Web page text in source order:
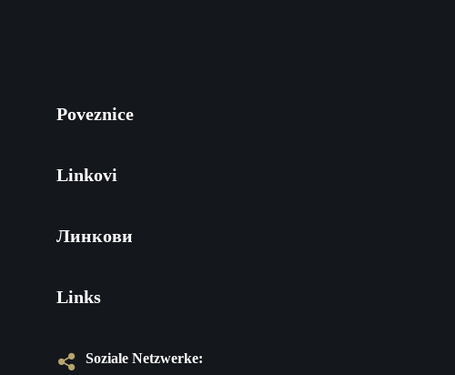
Poveznice
Linkovi
Линкови
Links
Soziale Netzwerke: